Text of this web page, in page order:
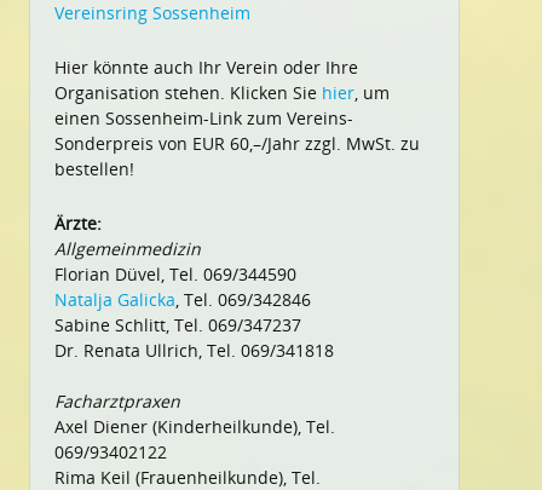
Vereinsring Sossenheim
Hier könnte auch Ihr Verein oder Ihre
Organisation stehen. Klicken Sie hier, um
einen Sossenheim-Link zum Vereins-
Sonderpreis von EUR 60,–/Jahr zzgl. MwSt. zu
bestellen!
Ärzte:
Allgemeinmedizin
Florian Düvel, Tel. 069/344590
Natalja Galicka, Tel. 069/342846
Sabine Schlitt, Tel. 069/347237
Dr. Renata Ullrich, Tel. 069/341818
Facharztpraxen
Axel Diener (Kinderheilkunde), Tel.
069/93402122
Rima Keil (Frauenheilkunde), Tel.